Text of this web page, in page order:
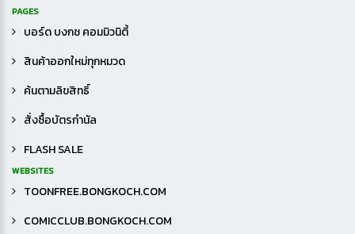
PAGES
บอร์ด บงกช คอมมิวนิตี้
สินค้าออกใหม่ทุกหมวด
ค้นตามลิขสิทธิ์
สั่งซื้อบัตรกำนัล
FLASH SALE
WEBSITES
TOONFREE.BONGKOCH.COM
COMICCLUB.BONGKOCH.COM